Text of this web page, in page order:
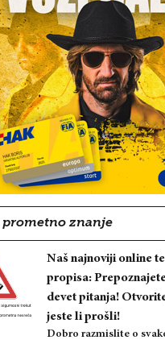
znanje
Naš najnoviji online
propisa:
devet pitanja!
jeste li prošli!
Dobro razmislite o